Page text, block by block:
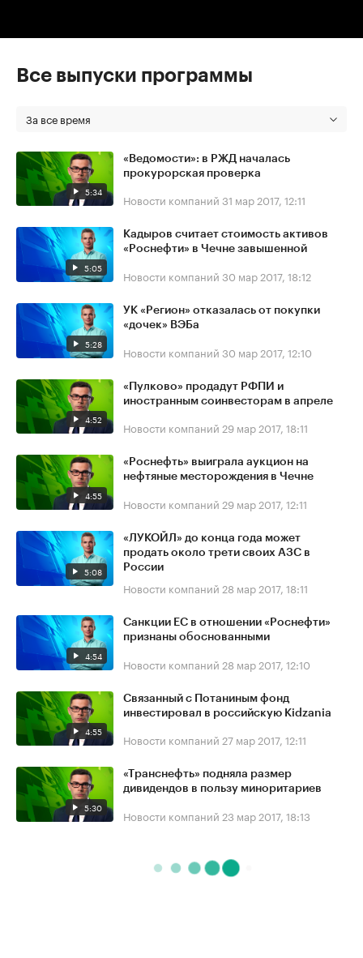
Все выпуски программы
За все время
5:34
«Ведомости»: в РЖД началась
прокурорская проверка
Новости компаний 31 мар 2017, 12:11
5:05
Кадыров считает стоимость активов
«Роснефти» в Чечне завышенной
Новости компаний 30 мар 2017, 18:12
5:28
УК «Регион» отказалась от покупки
«дочек» ВЭБа
Новости компаний 30 мар 2017, 12:10
4:52
«Пулково» продадут РФПИ и
иностранным соинвесторам в апреле
Новости компаний 29 мар 2017, 18:11
4:55
«Роснефть» выиграла аукцион на
нефтяные месторождения в Чечне
Новости компаний 29 мар 2017, 12:11
5:08
«ЛУКОЙЛ» до конца года может
продать около трети своих АЗС в
России
Новости компаний 28 мар 2017, 18:11
4:54
Санкции ЕС в отношении «Роснефти»
признаны обоснованными
Новости компаний 28 мар 2017, 12:10
4:55
Связанный с Потаниным фонд
инвестировал в российскую Kidzania
Новости компаний 27 мар 2017, 12:11
5:30
«Транснефть» подняла размер
дивидендов в пользу миноритариев
Новости компаний 23 мар 2017, 18:13